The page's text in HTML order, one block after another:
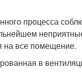
процесса
на все помещение.
в